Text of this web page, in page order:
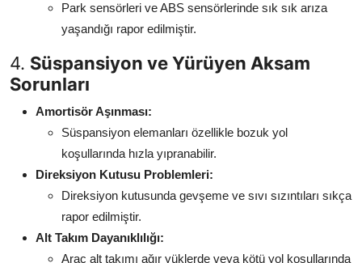
Park sensörleri ve ABS sensörlerinde sık sık arıza
yaşandığı rapor edilmiştir.
4. Süspansiyon ve Yürüyen Aksam
Sorunları
Amortisör Aşınması:
Süspansiyon elemanları özellikle bozuk yol
koşullarında hızla yıpranabilir.
Direksiyon Kutusu Problemleri:
Direksiyon kutusunda gevşeme ve sıvı sızıntıları sıkça
rapor edilmiştir.
Alt Takım Dayanıklılığı:
Araç alt takımı ağır yüklerde veya kötü yol koşullarında